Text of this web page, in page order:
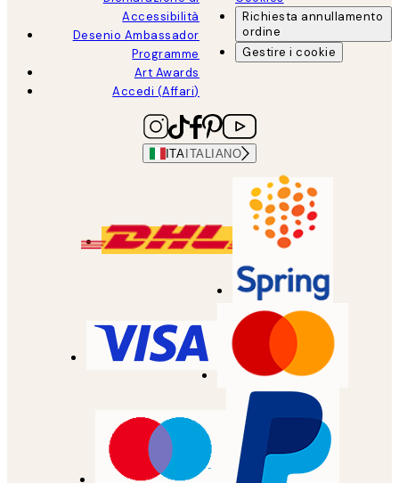
Accessibilità
Desenio Ambassador
Programme
Art Awards
Accedi (Affari)
Richiesta annullamento
ordine
Gestire i cookie
ITA ITALIANO